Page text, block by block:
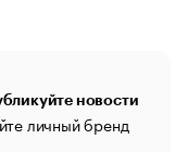
новости
личный бренд